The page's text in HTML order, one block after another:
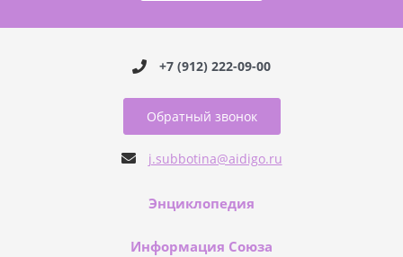
+7 (912) 222-09-00
Обратный звонок
j.subbotina@aidigo.ru
Энциклопедия
Информация Союза